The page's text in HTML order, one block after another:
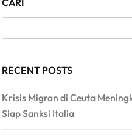
CARI
RECENT POSTS
Krisis Migran di Ceuta
Siap Sanksi Italia